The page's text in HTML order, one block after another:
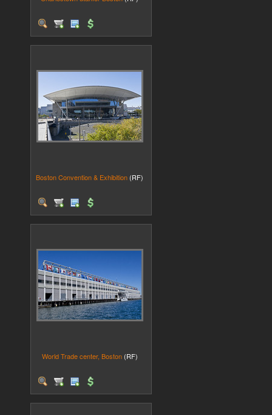
Boston Convention & Exhibition (RF)
World Trade center, Boston (RF)